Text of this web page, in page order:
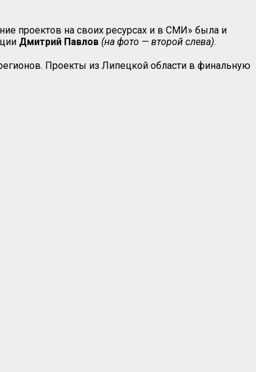
проектов на своих ресурсах и в СМИ» была и
Дмитрий Павлов (на фото — второй слева).
Проекты из Липецкой области в финальную